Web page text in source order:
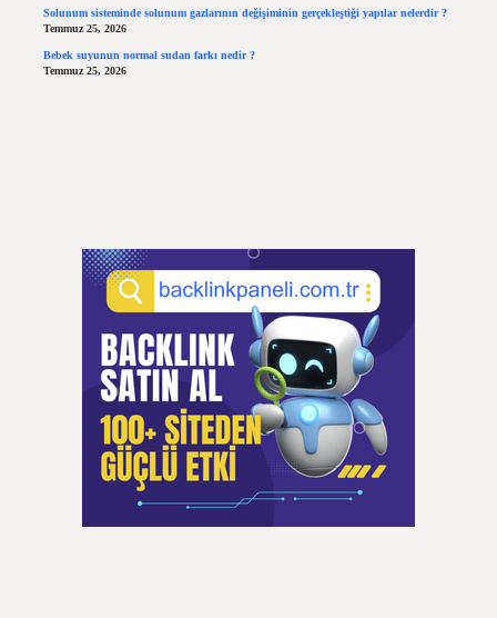
Solunum sisteminde solunum gazlarının değişiminin gerçekleştiği yapılar nelerdir ?
Temmuz 25, 2026
Bebek suyunun normal sudan farkı nedir ?
Temmuz 25, 2026